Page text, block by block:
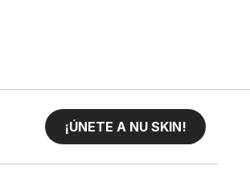
¡ÚNETE A NU SKIN!